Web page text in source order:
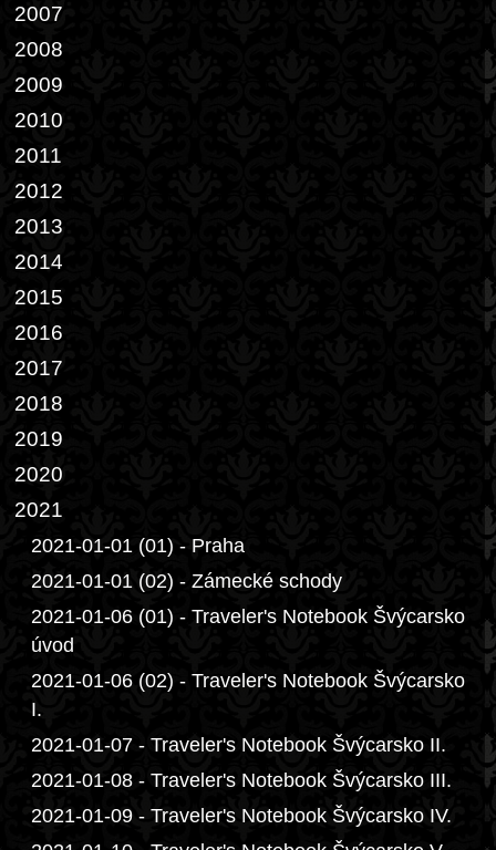
2007
2008
2009
2010
2011
2012
2013
2014
2015
2016
2017
2018
2019
2020
2021
2021-01-01 (01) - Praha
2021-01-01 (02) - Zámecké schody
2021-01-06 (01) - Traveler's Notebook Švýcarsko
úvod
2021-01-06 (02) - Traveler's Notebook Švýcarsko
I.
2021-01-07 - Traveler's Notebook Švýcarsko II.
2021-01-08 - Traveler's Notebook Švýcarsko III.
2021-01-09 - Traveler's Notebook Švýcarsko IV.